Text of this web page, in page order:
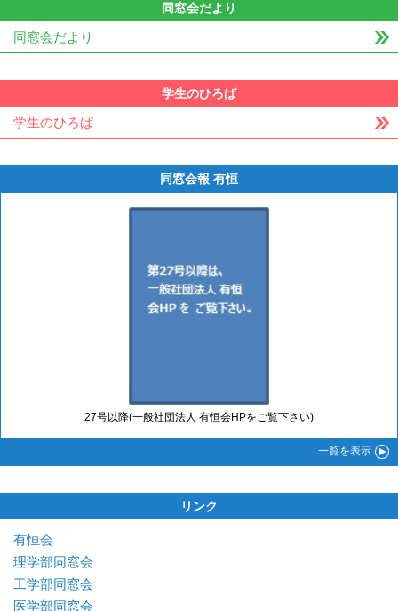
同窓会だより
同窓会だより
学生のひろば
学生のひろば
同窓会報 有恒
27号以降(一般社団法人 有恒会HPをご覧下さい)
一覧を表示
リンク
有恒会
理学部同窓会
工学部同窓会
医学部同窓会